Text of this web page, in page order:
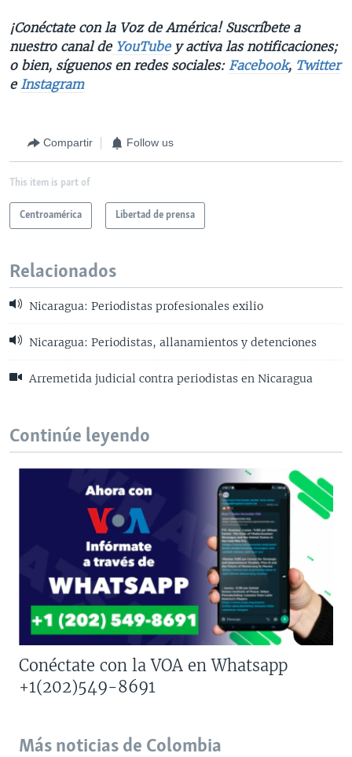
¡Conéctate con la Voz de América! Suscríbete a
nuestro canal deYouTubey activa las notificaciones;
o bien, síguenos en redes sociales: Facebook, Twitter
e Instagram
Compartir Follow us
This item is part of
Centroamérica Libertad de prensa
Relacionados
Nicaragua: Periodistas profesionales exilio
Nicaragua: Periodistas, allanamientos y detenciones
Arremetida judicial contra periodistas en Nicaragua
Continúe leyendo
Conéctate con la VOA en Whatsapp
+1(202)549-8691
Más noticias de Colombia